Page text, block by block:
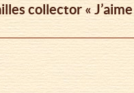
collector «